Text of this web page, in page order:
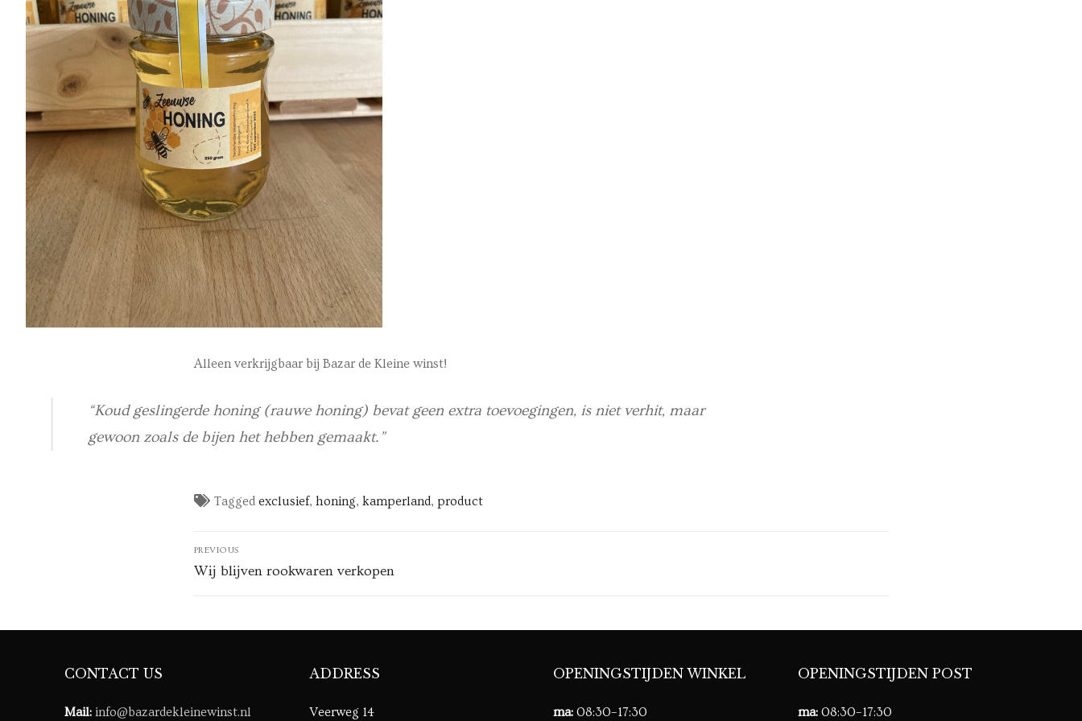
Alleen verkrijgbaar bij Bazar de Kleine winst!
“Koud geslingerde honing (rauwe honing) bevat geen extra toevoegingen, is niet verhit, maar
gewoon zoals de bijen het hebben gemaakt.”
Tagged exclusief, honing, kamperland, product
Post
navigation
PREVIOUS
Previous
Wij blijven rookwaren verkopen
CONTACT US
Mail: info@bazardekleinewinst.nl
ADDRESS
Veerweg 14
OPENINGSTIJDEN WINKEL
ma: 08:30–17:30
OPENINGSTIJDEN POST
ma:08:30–17:30